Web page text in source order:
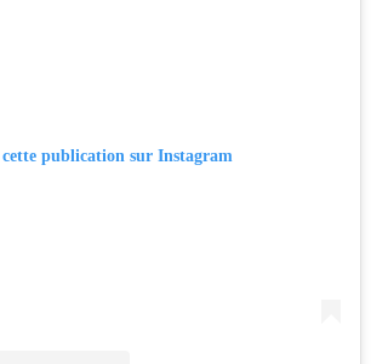
publication sur Instagram